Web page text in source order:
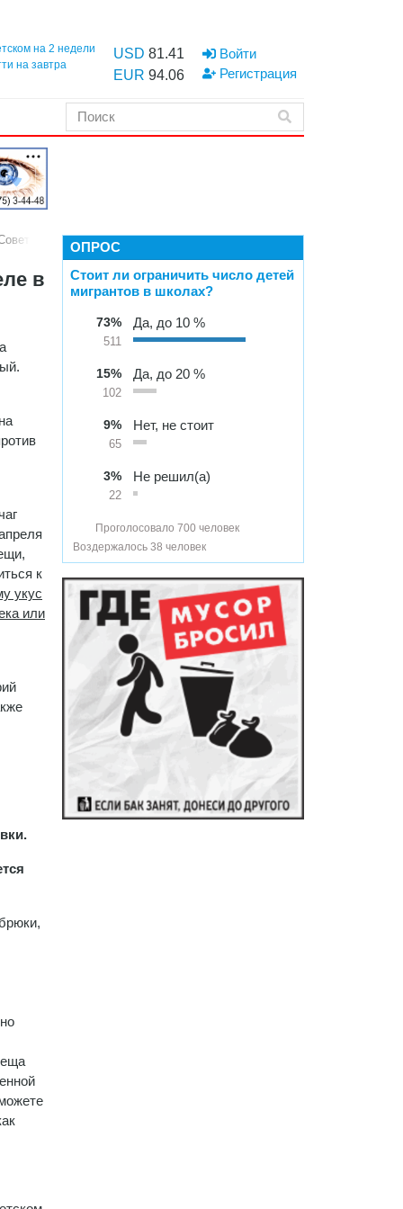
на 2 недели
на завтра
USD 81.41
EUR 94.06
Войти
Регистрация
районе.
в
к
укус
или
ОПРОС
Стоит ли ограничить число детей
мигрантов в школах?
73%
511
Да, до 10 %
15%
102
Да, до 20 %
9%
65
Нет, не стоит
3%
22
Не решил(а)
Проголосовало 700 человек
Воздержалось 38 человек